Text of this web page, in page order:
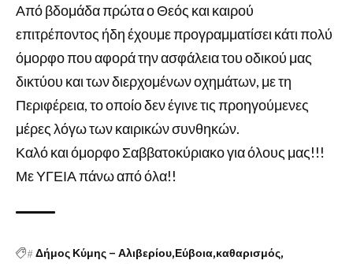
Από βδομάδα πρώτα ο Θεός και καιρού
επιτρέποντος ήδη έχουμε προγραμματίσει κάτι πολύ
όμορφο που αφορά την ασφάλεια του οδικού μας
δικτύου και των διερχομένων οχημάτων, με τη
Περιφέρεια, το οποίο δεν έγινε τις προηγούμενες
μέρες λόγω των καιρικών συνθηκών.
Καλό και όμορφο Σαββατοκύριακο για όλους μας!!!
Με ΥΓΕΙΑ πάνω από όλα!!
#Δήμος Κύμης – Αλιβερίου Εύβοια καθαρισμός